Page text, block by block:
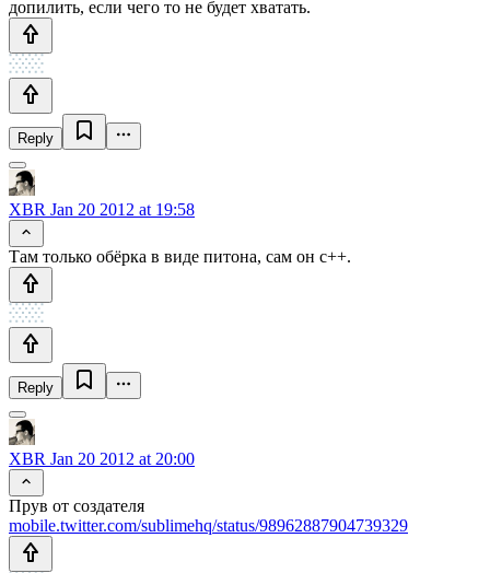
допилить, если чего то не будет хватать.
Reply
XBR Jan 20 2012 at 19:58
Там только обёрка в виде питона, сам он c++.
Reply
XBR Jan 20 2012 at 20:00
Прув от создателя
mobile.twitter.com/sublimehq/status/98962887904739329